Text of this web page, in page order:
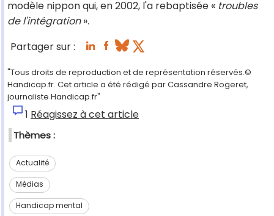
modèle nippon qui, en 2002, l'a rebaptisée « troubles
de l'intégration».
Partager sur :
"Tous droits de reproduction et de représentation réservés.©
Handicap.fr. Cet article a été rédigé par Cassandre Rogeret,
journaliste Handicap.fr"
1 Réagissez à cet article
Thèmes :
Actualité
Médias
Handicap mental